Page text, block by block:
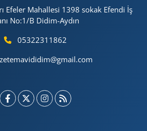
Efeler Mahallesi 1398 sokak Efendi İş
No:1/B Didim-Aydın
05322311862